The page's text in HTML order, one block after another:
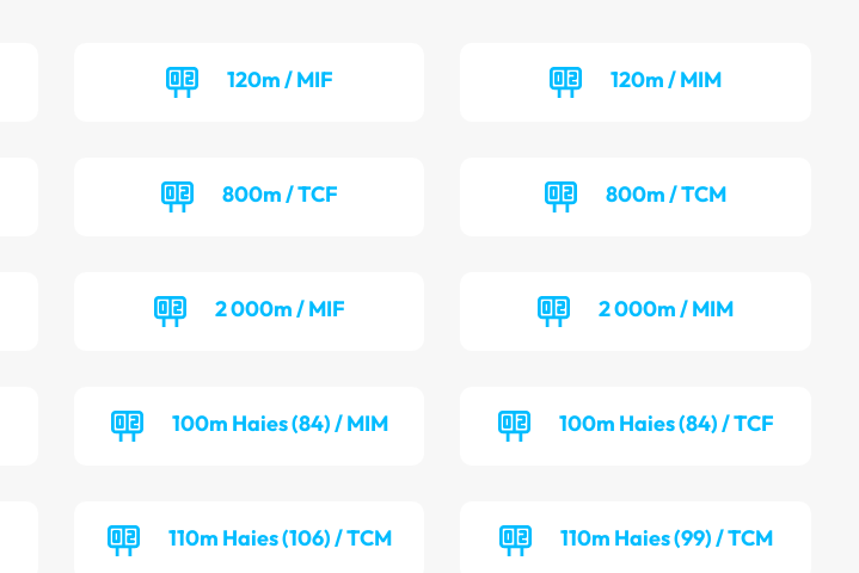
120m / MIF 120m / MIM
800m / TCF 800m / TCM
2 000m / MIF 2 000m / MIM
100m Haies (84) / MIM 100m Haies (84) / TCF
110m Haies (106) / TCM 110m Haies (99) / TCM